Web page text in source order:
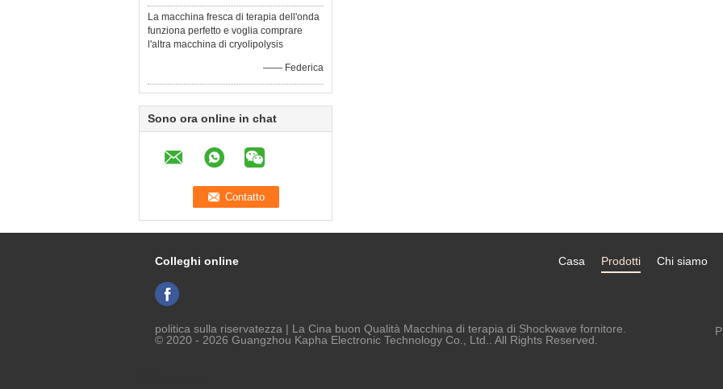
La macchina fresca di terapia dell'onda
funziona perfetto e voglia comprare
l'altra macchina di cryolipolysis
—— Federica
Sono ora online in chat
Colleghi online Chi siamo
Prodotti
Casa
politica sulla riservatezza | La Cina buon Qualità Macchina di terapia di Shockwave fornitore.
© 2020 - 2026 Guangzhou Kapha Electronic Technology Co., Ltd.. All Rights Reserved.